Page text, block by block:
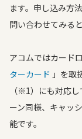
ます。申し込み方
問い合わせてみる
アコムではカード
ターカード 」を取
（※1）にも対応
ーン同様、キャッ
能です。